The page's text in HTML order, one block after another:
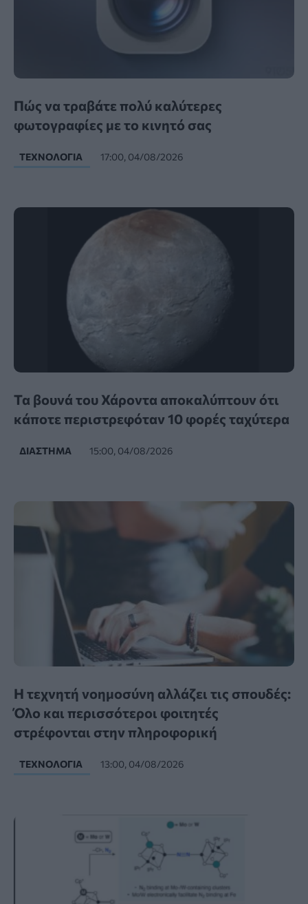
Πώς να τραβάτε πολύ καλύτερες
φωτογραφίες με το κινητό σας
ΤΕΧΝΟΛΟΓΊΑ 17:00, 04/08/2026
Τα βουνά του Χάροντα αποκαλύπτουν ότι
κάποτε περιστρεφόταν 10 φορές ταχύτερα
ΔΙΆΣΤΗΜΑ 15:00, 04/08/2026
Η τεχνητή νοημοσύνη αλλάζει τις σπουδές:
Όλο και περισσότεροι φοιτητές
στρέφονται στην πληροφορική
ΤΕΧΝΟΛΟΓΊΑ 13:00, 04/08/2026